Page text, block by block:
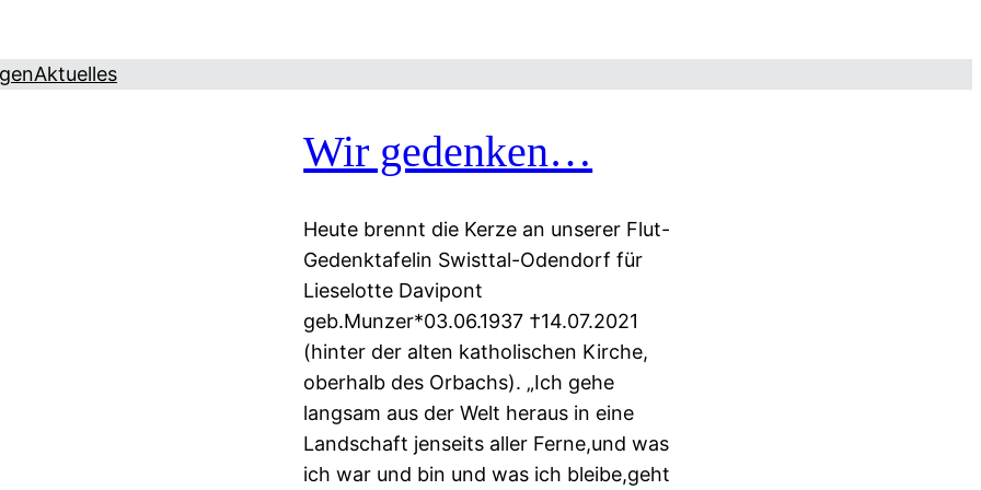
Aktuelles
Wir gedenken…
Heute brennt die Kerze an unserer Flut-
Gedenktafelin Swisttal-Odendorf für
Lieselotte Davipont
geb.Munzer*03.06.1937 †14.07.2021
(hinter der alten katholischen Kirche,
oberhalb des Orbachs). „Ich gehe
langsam aus der Welt heraus in eine
Landschaft jenseits aller Ferne,und was
ich war und bin und was ich bleibe,geht